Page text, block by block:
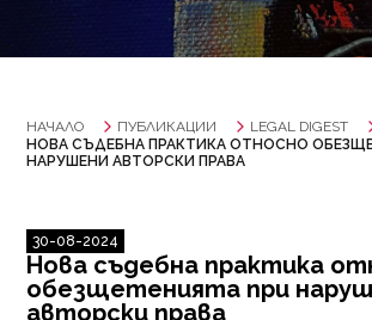
НАЧАЛО ПУБЛИКАЦИИ
LEGAL DIGEST
НОВА СЪДЕБНА ПРАКТИКА ОТНОСНО
НАРУШЕНИ АВТОРСКИ ПРАВА
30-08-2024
Нова съдебна практика
обезщетенията при
авторски права